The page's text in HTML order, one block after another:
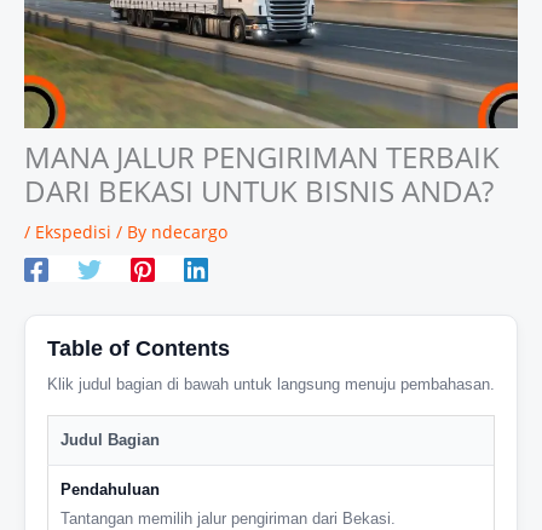
MANA JALUR PENGIRIMAN TERBAIK
DARI BEKASI UNTUK BISNIS ANDA?
/ Ekspedisi / By ndecargo
Table of Contents
Klik judul bagian di bawah untuk langsung menuju pembahasan.
Judul Bagian
Pendahuluan
Tantangan memilih jalur pengiriman dari Bekasi.